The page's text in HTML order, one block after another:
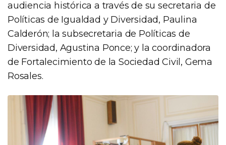
audiencia histórica a través de su secretaria de
Políticas de Igualdad y Diversidad, Paulina
Calderón; la subsecretaria de Políticas de
Diversidad, Agustina Ponce; y la coordinadora
de Fortalecimiento de la Sociedad Civil, Gema
Rosales.